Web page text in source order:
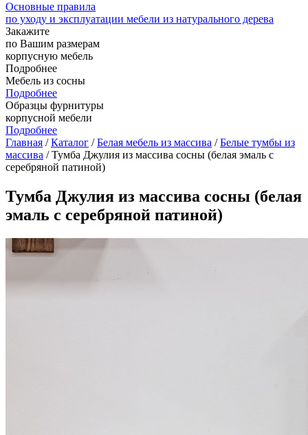
Основные правила
по уходу и эксплуатации мебели из натурального дерева
Закажите
по Вашим размерам
корпусную мебель
Подробнее
Мебель из сосны
Подробнее
Образцы фурнитуры
корпусной мебели
Подробнее
Главная /Каталог /Белая мебель из массива /Белые тумбы из
массива / Тумба Джулия из массива сосны (белая эмаль с
серебряной патиной)
Тумба Джулия из массива сосны (белая
эмаль с серебряной патиной)